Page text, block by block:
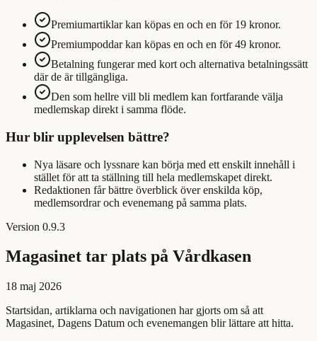
Premiumartiklar kan köpas en och en för 19 kronor.
Premiumpoddar kan köpas en och en för 49 kronor.
Betalning fungerar med kort och alternativa betalningssätt
där de är tillgängliga.
Den som hellre vill bli medlem kan fortfarande välja
medlemskap direkt i samma flöde.
Hur blir upplevelsen bättre?
Nya läsare och lyssnare kan börja med ett enskilt innehåll i
stället för att ta ställning till hela medlemskapet direkt.
Redaktionen får bättre överblick över enskilda köp,
medlemsordrar och evenemang på samma plats.
Version 0.9.3
Magasinet tar plats på Vårdkasen
18 maj 2026
Startsidan, artiklarna och navigationen har gjorts om så att
Magasinet, Dagens Datum och evenemangen blir lättare att hitta.